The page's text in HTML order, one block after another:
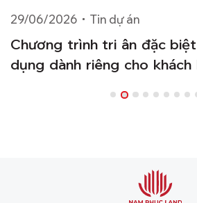
29/06/2026 Tin dự án
Chương trình tri ân đặc
dụng dành riêng cho